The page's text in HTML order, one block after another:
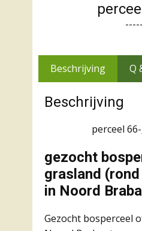
-----
Beschrijving Q
Beschrijving
perceel
gezocht
grasland
in Noord
Gezocht bosperceel